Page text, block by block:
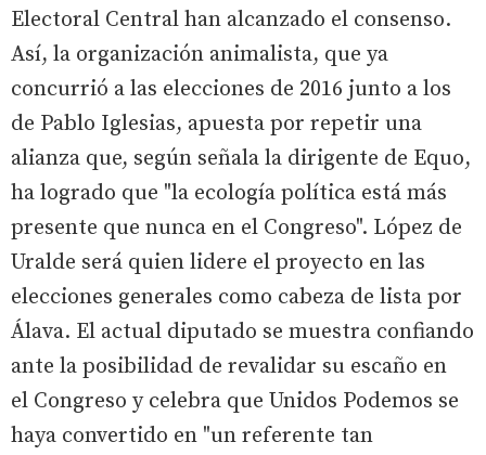
Electoral Central han alcanzado el consenso.
Así, la organización animalista, que ya
concurrió a las elecciones de 2016 junto a los
de Pablo Iglesias, apuesta por repetir una
alianza que, según señala la dirigente de Equo,
ha logrado que "la ecología política está más
presente que nunca en el Congreso". López de
Uralde será quien lidere el proyecto en las
elecciones generales como cabeza de lista por
Álava. El actual diputado se muestra confiando
ante la posibilidad de revalidar su escaño en
el Congreso y celebra que Unidos Podemos se
haya convertido en "un referente tan